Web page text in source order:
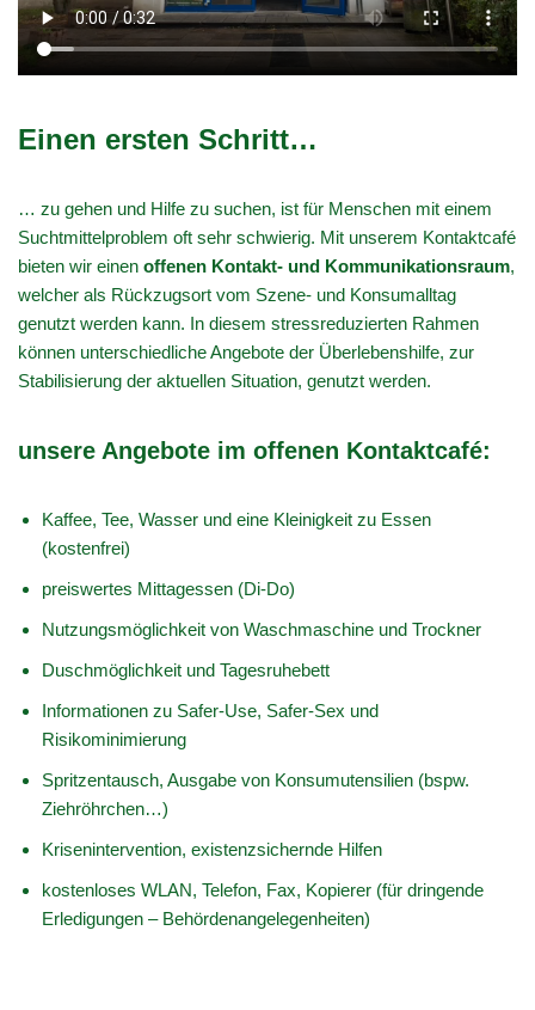
Einen ersten Schritt…
… zu gehen und Hilfe zu suchen, ist für Menschen mit einem
Suchtmittelproblem oft sehr schwierig. Mit unserem Kontaktcafé
bieten wir einen offenen Kontakt- und Kommunikationsraum,
welcher als Rückzugsort vom Szene- und Konsumalltag
genutzt werden kann. In diesem stressreduzierten Rahmen
können unterschiedliche Angebote der Überlebenshilfe, zur
Stabilisierung der aktuellen Situation, genutzt werden.
unsere Angebote im offenen Kontaktcafé:
Kaffee, Tee, Wasser und eine Kleinigkeit zu Essen
(kostenfrei)
preiswertes Mittagessen (Di-Do)
Nutzungsmöglichkeit von Waschmaschine und Trockner
Duschmöglichkeit und Tagesruhebett
Informationen zu Safer-Use, Safer-Sex und
Risikominimierung
Spritzentausch, Ausgabe von Konsumutensilien (bspw.
Ziehröhrchen…)
Krisenintervention, existenzsichernde Hilfen
kostenloses WLAN, Telefon, Fax, Kopierer (für dringende
Erledigungen – Behördenangelegenheiten)